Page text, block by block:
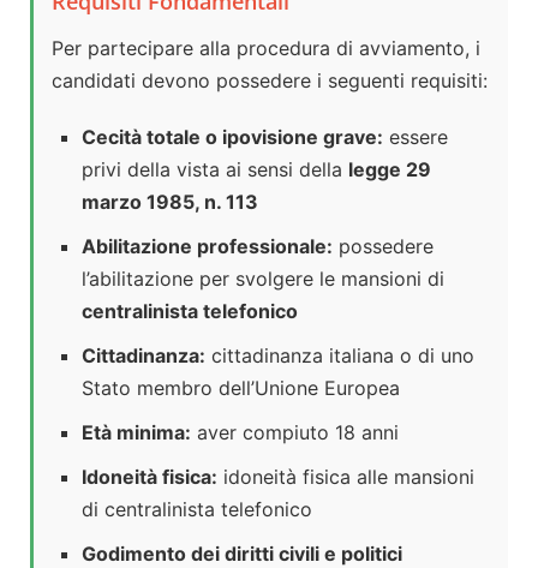
Per partecipare alla procedura di avviamento, i
candidati devono possedere i seguenti requisiti:
Cecità totale o ipovisione grave: essere
privi della vista ai sensi della legge 29
marzo 1985, n. 113
Abilitazione professionale: possedere
l’abilitazione per svolgere le mansioni di
centralinista telefonico
Cittadinanza: cittadinanza italiana o di uno
Stato membro dell’Unione Europea
Età minima: aver compiuto 18 anni
Idoneità fisica: idoneità fisica alle mansioni
di centralinista telefonico
Godimento dei diritti civili e politici